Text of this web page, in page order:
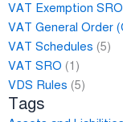
VAT Exemption SRO
VAT General Order
VAT Schedules (5)
VAT SRO (1)
VDS Rules (5)
Tags